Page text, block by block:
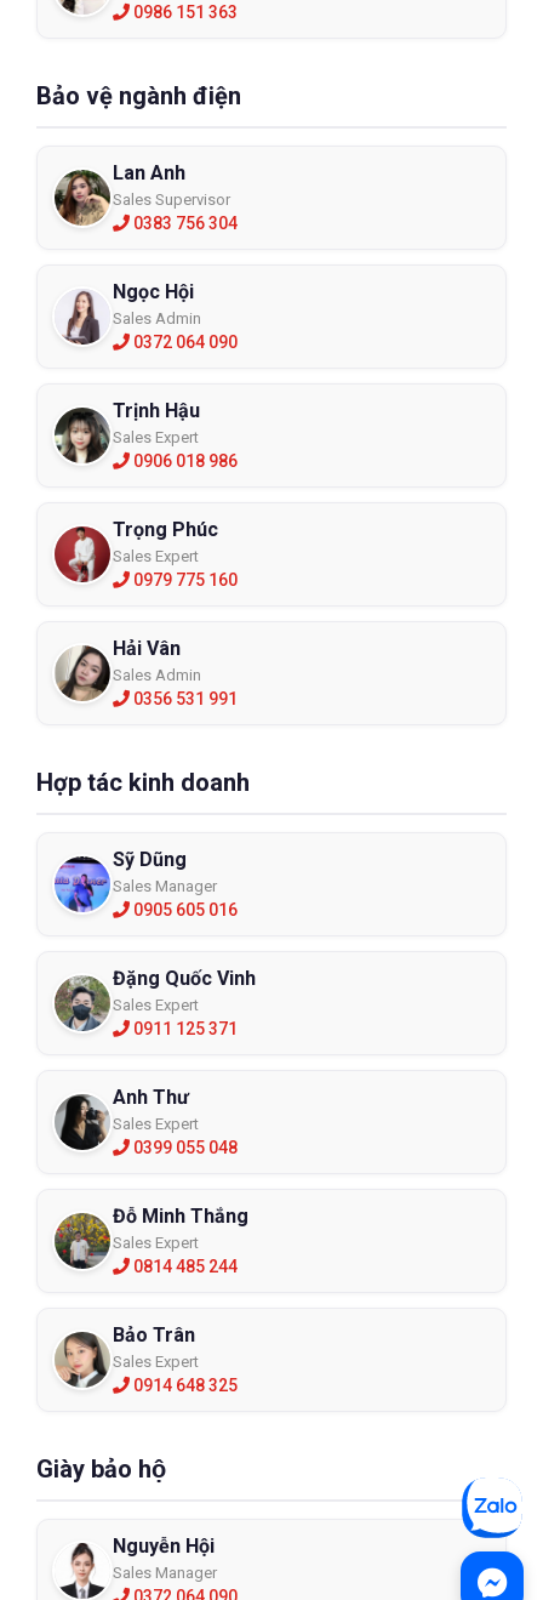
0986 151 363
Bảo vệ ngành điện
Lan Anh
Sales Supervisor
0383 756 304
Ngọc Hội
Sales Admin
0372 064 090
Trịnh Hậu
Sales Expert
0906 018 986
Trọng Phúc
Sales Expert
0979 775 160
Hải Vân
Sales Admin
0356 531 991
Hợp tác kinh doanh
Sỹ Dũng
Sales Manager
0905 605 016
Đặng Quốc Vinh
Sales Expert
0911 125 371
Anh Thư
Sales Expert
0399 055 048
Đỗ Minh Thắng
Sales Expert
0814 485 244
Bảo Trân
Sales Expert
0914 648 325
Giày bảo hộ
Nguyễn Hội
Sales Manager